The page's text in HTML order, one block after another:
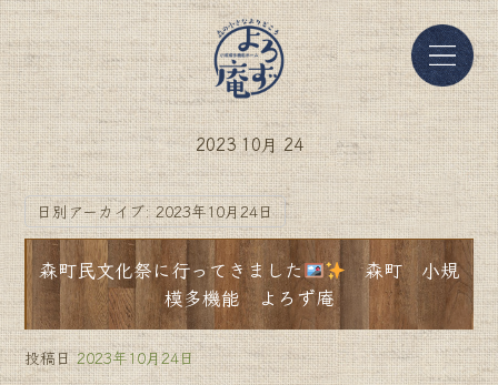
2023 10月 24
日別アーカイブ:2023年10月24日
森町民文化祭に行ってきました
森町 小規
模多機能 よろず庵
投稿日 2023年10月24日